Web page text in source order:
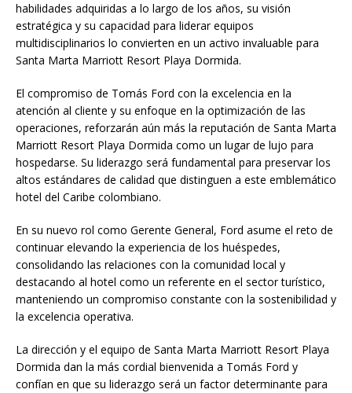
habilidades adquiridas a lo largo de los años, su visión
estratégica y su capacidad para liderar equipos
multidisciplinarios lo convierten en un activo invaluable para
Santa Marta Marriott Resort Playa Dormida.
El compromiso de Tomás Ford con la excelencia en la
atención al cliente y su enfoque en la optimización de las
operaciones, reforzarán aún más la reputación de Santa Marta
Marriott Resort Playa Dormida como un lugar de lujo para
hospedarse. Su liderazgo será fundamental para preservar los
altos estándares de calidad que distinguen a este emblemático
hotel del Caribe colombiano.
En su nuevo rol como Gerente General, Ford asume el reto de
continuar elevando la experiencia de los huéspedes,
consolidando las relaciones con la comunidad local y
destacando al hotel como un referente en el sector turístico,
manteniendo un compromiso constante con la sostenibilidad y
la excelencia operativa.
La dirección y el equipo de Santa Marta Marriott Resort Playa
Dormida dan la más cordial bienvenida a Tomás Ford y
confían en que su liderazgo será un factor determinante para